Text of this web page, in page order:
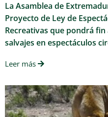
La Asamblea de
Proyecto de Ley de
Recreativas que pondrá
salvajes en espectáculos
Leer más